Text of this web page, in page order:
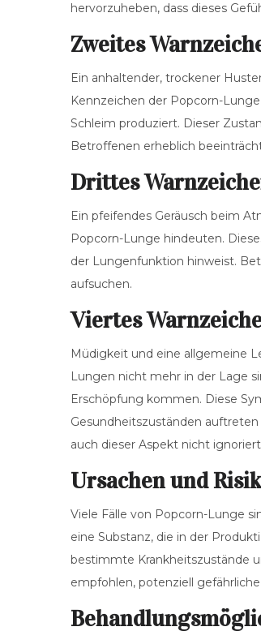
hervorzuheben, dass dieses
Zweites
Ein anhaltender, trockener
Kennzeichen der Popcorn-
Schleim produziert. Dieser
Betroffenen erheblich
Drittes
Ein pfeifendes Geräusch beim
Popcorn-Lunge hindeuten.
der Lungenfunktion hinweist.
aufsuchen.
Viertes
Müdigkeit und eine allgemeine
Lungen nicht mehr in der Lage
Erschöpfung kommen. Diese
Gesundheitszuständen
auch dieser Aspekt nicht
Ursachen und
Viele Fälle von Popcorn-Lunge
eine Substanz, die in der
bestimmte Krankheitszustände
empfohlen, potenziell